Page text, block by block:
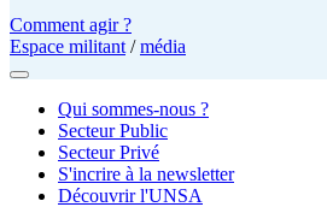
Comment agir ?
Espace militant /média
Qui sommes-nous ?
Secteur Public
Secteur Privé
S'incrire à la newsletter
Découvrir l'UNSA